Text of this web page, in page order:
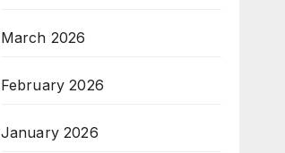
March 2026
February 2026
January 2026